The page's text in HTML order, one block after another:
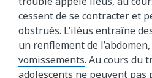
cessent de se contracter et
obstrués. L’iléus entraîne
un renflement de
vomissements. Au cours du
adolescents ne peuvent